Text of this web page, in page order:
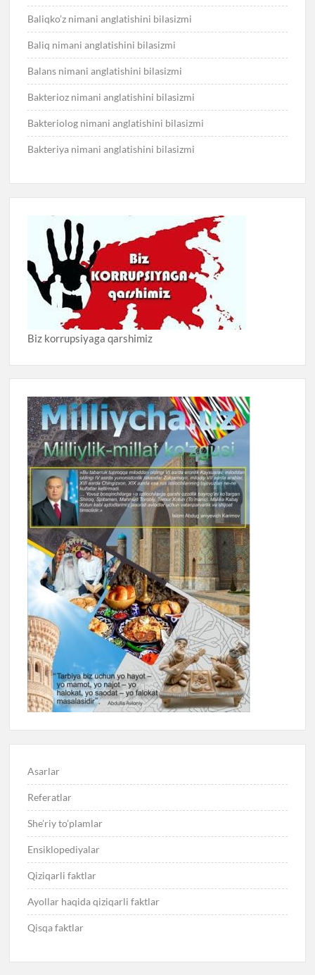
Baliqko’z nimani anglatishini bilasizmi
Baliq nimani anglatishini bilasizmi
Balans nimani anglatishini bilasizmi
Bakterioz nimani anglatishini bilasizmi
Bakteriolog nimani anglatishini bilasizmi
Bakteriya nimani anglatishini bilasizmi
Biz korrupsiyaga qarshimiz
Asarlar
Referatlar
She’riy to’plamlar
Ensiklopediyalar
Qiziqarli faktlar
Ayollar haqida qiziqarli faktlar
Qisqa faktlar